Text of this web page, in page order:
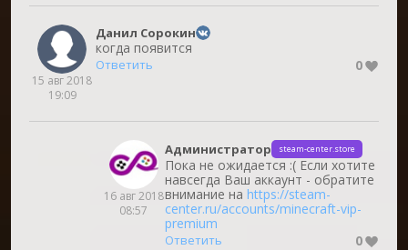
15 авг 2018
19:09
Данил Сорокин
когда появится
Ответить 0
16 авг 2018
08:57
Администратор steam-center.store
Пока не ожидается :( Если хотите
навсегда Ваш аккаунт - обратите
внимание на https://steam-
center.ru/accounts/minecraft-vip-
premium
Ответить 0